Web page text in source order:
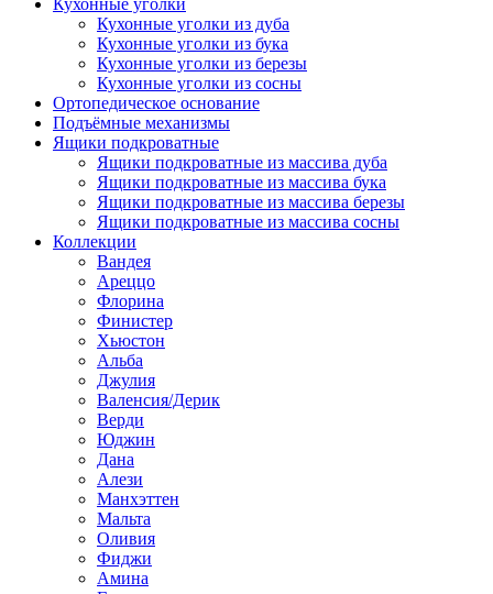
Кухонные уголки
Кухонные уголки из дуба
Кухонные уголки из бука
Кухонные уголки из березы
Кухонные уголки из сосны
Ортопедическое основание
Подъёмные механизмы
Ящики подкроватные
Ящики подкроватные из массива дуба
Ящики подкроватные из массива бука
Ящики подкроватные из массива березы
Ящики подкроватные из массива сосны
Коллекции
Вандея
Ареццо
Флорина
Финистер
Хьюстон
Альба
Джулия
Валенсия/Дерик
Верди
Юджин
Дана
Алези
Манхэттен
Мальта
Оливия
Фиджи
Амина